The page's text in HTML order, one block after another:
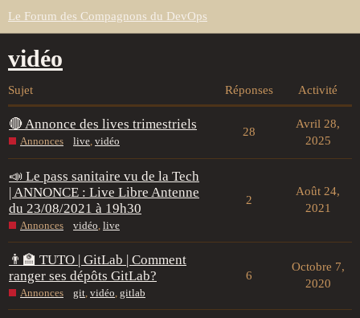
Le Forum des Compagnons du DevOps
vidéo
Sujet Réponses Activité
🔴 Annonce des lives trimestriels
Annonces live, vidéo
28
Avril 28,
2025
📣 Le pass sanitaire vu de la Tech
| ANNONCE : Live Libre Antenne
du 23/08/2021 à 19h30
Annonces vidéo, live
2
Août 24,
2021
👨‍🏫 TUTO | GitLab | Comment
ranger ses dépôts GitLab?
Annonces git, vidéo, gitlab
6
Octobre 7,
2020